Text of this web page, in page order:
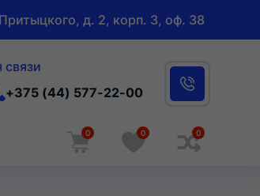
д. 2, корп. 3, оф. 38
связи
+375 (44) 577-22-00
0 0 0